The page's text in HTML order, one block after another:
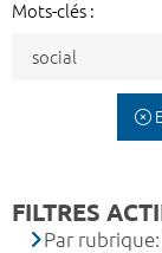
Mots-clés :
FILTRES
Par